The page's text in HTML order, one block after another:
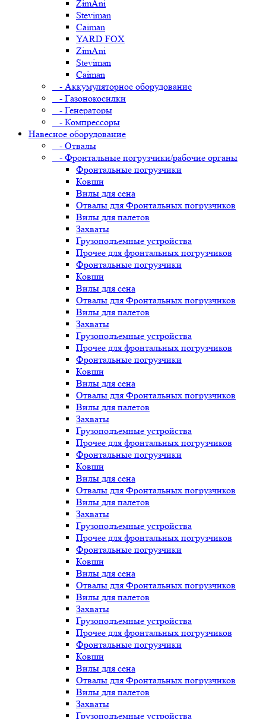
ZimAni
Steviman
Caiman
YARD FOX
ZimAni
Steviman
Caiman
- Аккумуляторное оборудование
- Газонокосилки
- Генераторы
- Компрессоры
Навесное оборудование
- Отвалы
- Фронтальные погрузчики/рабочие органы
Фронтальные погрузчики
Ковши
Вилы для сена
Отвалы для Фронтальных погрузчиков
Вилы для палетов
Захваты
Грузоподъемные устройства
Прочее для фронтальных погрузчиков
Фронтальные погрузчики
Ковши
Вилы для сена
Отвалы для Фронтальных погрузчиков
Вилы для палетов
Захваты
Грузоподъемные устройства
Прочее для фронтальных погрузчиков
Фронтальные погрузчики
Ковши
Вилы для сена
Отвалы для Фронтальных погрузчиков
Вилы для палетов
Захваты
Грузоподъемные устройства
Прочее для фронтальных погрузчиков
Фронтальные погрузчики
Ковши
Вилы для сена
Отвалы для Фронтальных погрузчиков
Вилы для палетов
Захваты
Грузоподъемные устройства
Прочее для фронтальных погрузчиков
Фронтальные погрузчики
Ковши
Вилы для сена
Отвалы для Фронтальных погрузчиков
Вилы для палетов
Захваты
Грузоподъемные устройства
Прочее для фронтальных погрузчиков
Фронтальные погрузчики
Ковши
Вилы для сена
Отвалы для Фронтальных погрузчиков
Вилы для палетов
Захваты
Грузоподъемные устройства